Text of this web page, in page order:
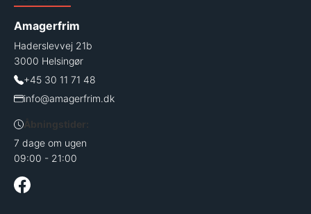
Amagerfrim
Haderslevvej 21b
3000 Helsingør
+45 30 11 71 48
info@amagerfrim.dk
Åbningstider:
7 dage om ugen
09:00 - 21:00